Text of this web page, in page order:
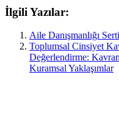
İlgili Yazılar:
Aile Danışmanlığı
Toplumsal Cinsiyet
Değerlendirme:
Kuramsal Yaklaşımlar